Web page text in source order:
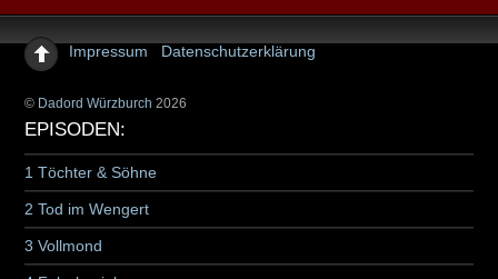
Impressum Datenschutzerklärung
© Dadord Würzburch 2026
EPISODEN:
1 Töchter & Söhne
2 Tod im Wengert
3 Vollmond